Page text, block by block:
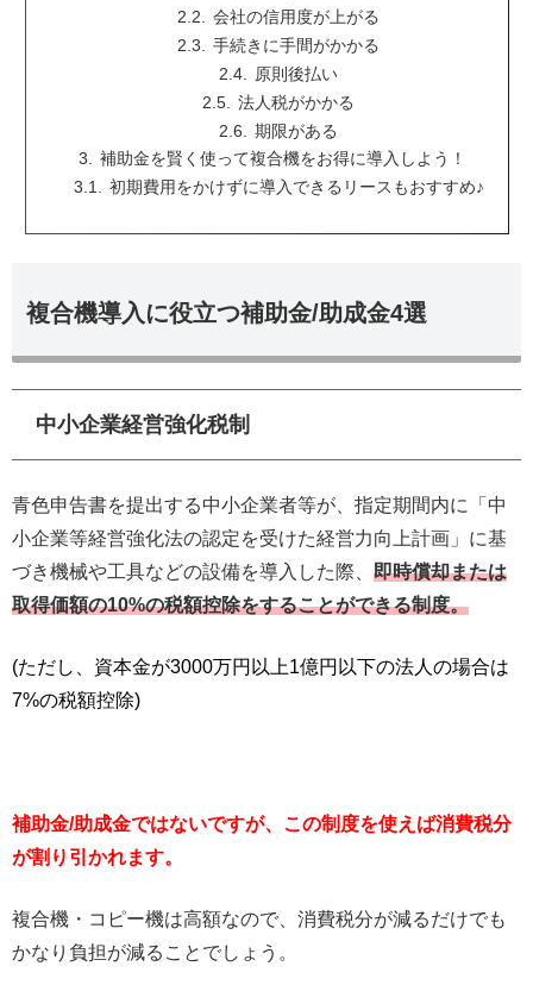
会社の信用度が上がる
手続きに手間がかかる
原則後払い
法人税がかかる
期限がある
補助金を賢く使って複合機をお得に導入しよう！
初期費用をかけずに導入できるリースもおすすめ♪
複合機導入に役立つ補助金/助成金4選
中小企業経営強化税制
青色申告書を提出する中小企業者等が、指定期間内に「中
小企業等経営強化法の認定を受けた経営力向上計画」に基
づき機械や工具などの設備を導入した際、 即時償却または
取得価額の10%の税額控除をすることができる制度。
(ただし、資本金が3000万円以上1億円以下の法人の場合は
7%の税額控除)
補助金/助成金ではないですが、この制度を使えば消費税分
が割り引かれます。
複合機・コピー機は高額なので、消費税分が減るだけでも
かなり負担が減ることでしょう。